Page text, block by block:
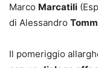
Marco Marcatili
di Alessandro
Il pomeriggio